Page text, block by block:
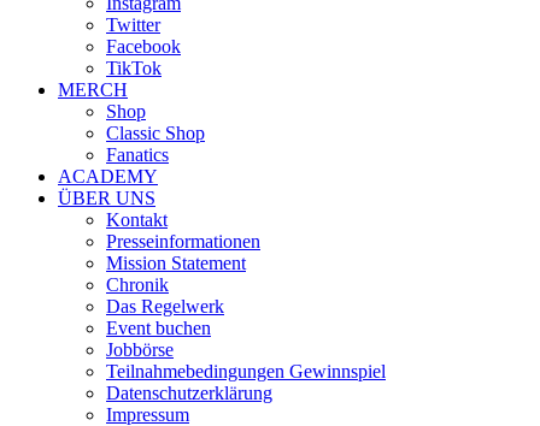
Twitter
Facebook
TikTok
MERCH
Shop
Classic Shop
Fanatics
ACADEMY
ÜBER UNS
Kontakt
Presseinformationen
Mission Statement
Chronik
Das Regelwerk
Event buchen
Jobbörse
Teilnahmebedingungen Gewinnspiel
Datenschutzerklärung
Impressum